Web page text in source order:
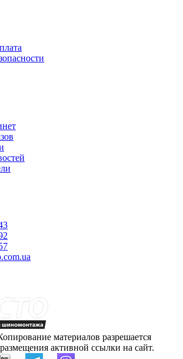
материалов разрешается
активной ссылки на сайт.